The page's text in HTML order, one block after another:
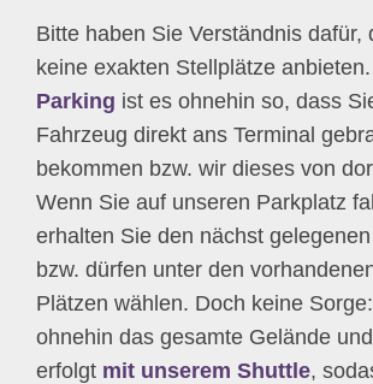
Bitte haben Sie Verständnis dafür,
keine exakten Stellplätze
Parking ist es ohnehin so, dass
Fahrzeug direkt ans Terminal
bekommen bzw. wir dieses von
Wenn Sie auf unseren Parkplatz
erhalten Sie den nächst
bzw. dürfen unter den
Plätzen wählen. Doch keine
ohnehin das gesamte Gelände
erfolgt mit unserem Shuttle,